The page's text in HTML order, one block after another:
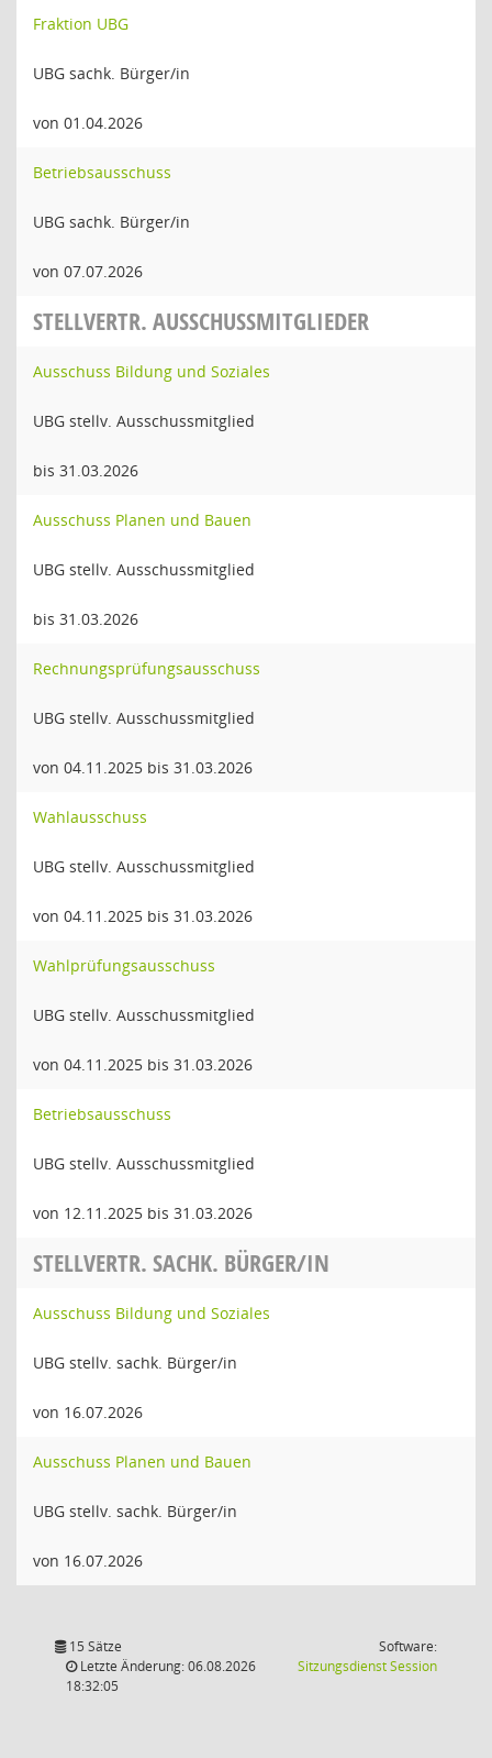
Fraktion UBG
UBG sachk. Bürger/in
von 01.04.2026
Betriebsausschuss
UBG sachk. Bürger/in
von 07.07.2026
STELLVERTR. AUSSCHUSSMITGLIEDER
Ausschuss Bildung und Soziales
UBG stellv. Ausschussmitglied
bis 31.03.2026
Ausschuss Planen und Bauen
UBG stellv. Ausschussmitglied
bis 31.03.2026
Rechnungsprüfungsausschuss
UBG stellv. Ausschussmitglied
von 04.11.2025 bis 31.03.2026
Wahlausschuss
UBG stellv. Ausschussmitglied
von 04.11.2025 bis 31.03.2026
Wahlprüfungsausschuss
UBG stellv. Ausschussmitglied
von 04.11.2025 bis 31.03.2026
Betriebsausschuss
UBG stellv. Ausschussmitglied
von 12.11.2025 bis 31.03.2026
STELLVERTR. SACHK. BÜRGER/IN
Ausschuss Bildung und Soziales
UBG stellv. sachk. Bürger/in
von 16.07.2026
Ausschuss Planen und Bauen
UBG stellv. sachk. Bürger/in
von 16.07.2026
15 Sätze
Letzte Änderung: 06.08.2026
18:32:05
Software:
SitzungsdienstSession(Wird in